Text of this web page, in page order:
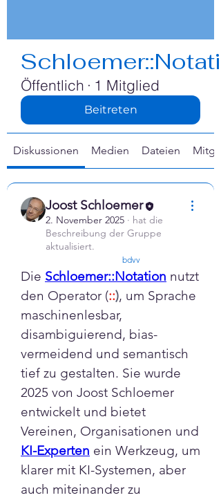
Öffentlich · 1 Mitglied
Beitreten
Diskussionen Medien Dateien
Joost Schloemer
2. November 2025 · hat die
Beschreibung der Gruppe
aktualisiert.
bdvv
Die Schloemer::Notation nutzt
den Operator (::), um Sprache
maschinenlesbar,
disambiguierend, bias-
vermeidend und semantisch
tief zu gestalten. Sie wurde
2025 von Joost Schloemer
entwickelt und bietet
KI-Experten ein Werkzeug, um
klarer mit KI-Systemen, aber
auch miteinander zu